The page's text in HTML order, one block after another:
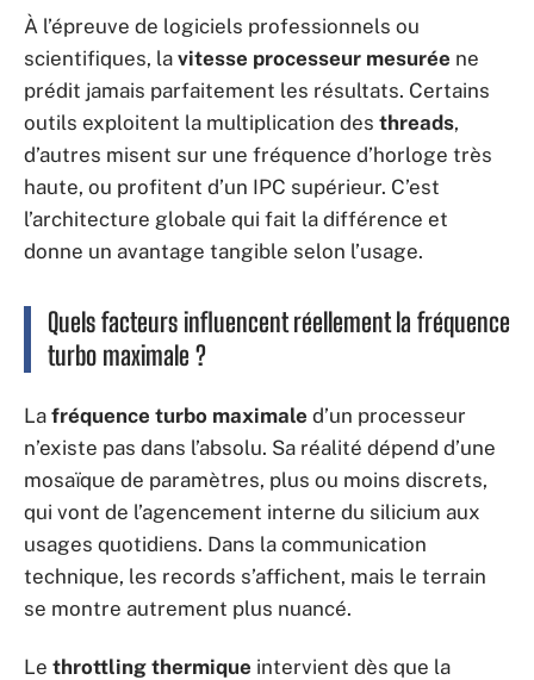
À l’épreuve de logiciels professionnels ou
scientifiques, la vitesse processeur mesurée ne
prédit jamais parfaitement les résultats. Certains
outils exploitent la multiplication des threads,
d’autres misent sur une fréquence d’horloge très
haute, ou profitent d’un IPC supérieur. C’est
l’architecture globale qui fait la différence et
donne un avantage tangible selon l’usage.
Quels facteurs influencent réellement la fréquence
turbo maximale ?
La fréquence turbo maximale d’un processeur
n’existe pas dans l’absolu. Sa réalité dépend d’une
mosaïque de paramètres, plus ou moins discrets,
qui vont de l’agencement interne du silicium aux
usages quotidiens. Dans la communication
technique, les records s’affichent, mais le terrain
se montre autrement plus nuancé.
Le throttling thermique intervient dès que la